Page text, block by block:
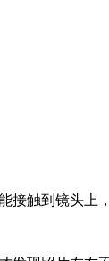
触到镜头上，